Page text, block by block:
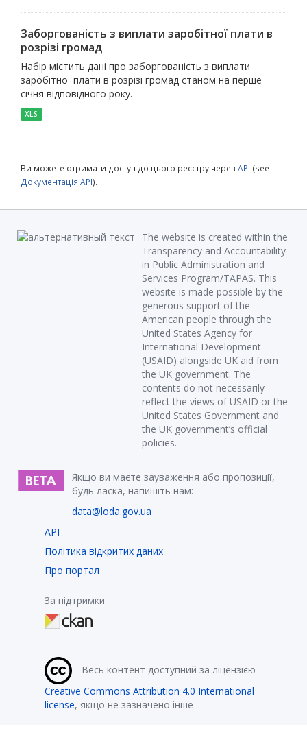
Заборгованість з виплати заробітної плати в
розрізі громад
Набір містить дані про заборгованість з виплати
заробітної плати в розрізі громад станом на перше
січня відповідного року.
XLS
Ви можете отримати доступ до цього реєстру через API (see
Документація API).
The website is created within the
Transparency and Accountability
in Public Administration and
Services Program/TAPAS. This
website is made possible by the
generous support of the
American people through the
United States Agency for
International Development
(USAID) alongside UK aid from
the UK government. The
contents do not necessarily
reflect the views of USAID or the
United States Government and
the UK government’s official
policies.
Якщо ви маєте зауваження або пропозиції,
будь ласка, напишіть нам:
data@loda.gov.ua
API
Політика відкритих даних
Про портал
За підтримки
Весь контент доступний за ліцензією
Creative Commons Attribution 4.0 International
license, якщо не зазначено інше